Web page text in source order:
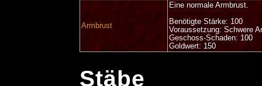
Armbrust
Eine normale Armbrust.
Benötigte Stärke: 100
Voraussetzung: Schwere
Geschoss-Schaden: 100
Goldwert: 150
Stäbe